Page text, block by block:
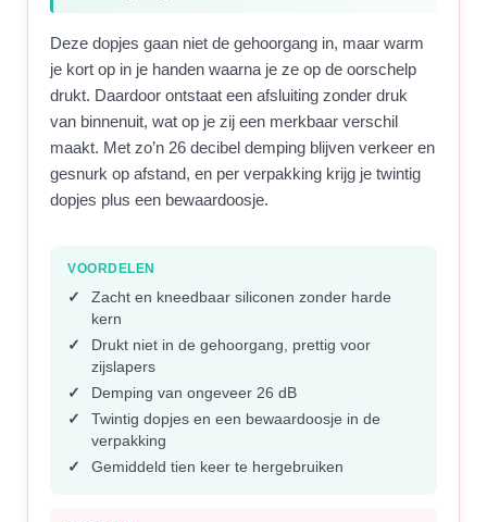
Deze dopjes gaan niet de gehoorgang in, maar warm
je kort op in je handen waarna je ze op de oorschelp
drukt. Daardoor ontstaat een afsluiting zonder druk
van binnenuit, wat op je zij een merkbaar verschil
maakt. Met zo’n 26 decibel demping blijven verkeer en
gesnurk op afstand, en per verpakking krijg je twintig
dopjes plus een bewaardoosje.
VOORDELEN
Zacht en kneedbaar siliconen zonder harde
kern
Drukt niet in de gehoorgang, prettig voor
zijslapers
Demping van ongeveer 26 dB
Twintig dopjes en een bewaardoosje in de
verpakking
Gemiddeld tien keer te hergebruiken